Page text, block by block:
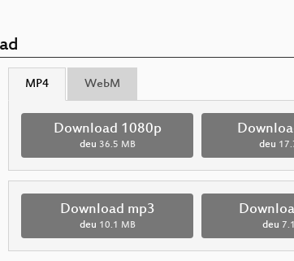
MP4 WebM
Download 1080p
deu 36.5 MB deu
Download mp3
deu 10.1 MB deu